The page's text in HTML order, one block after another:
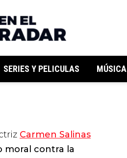
SERIES Y PELICULAS MÚSICA
Carmen Salinas
moral contra la